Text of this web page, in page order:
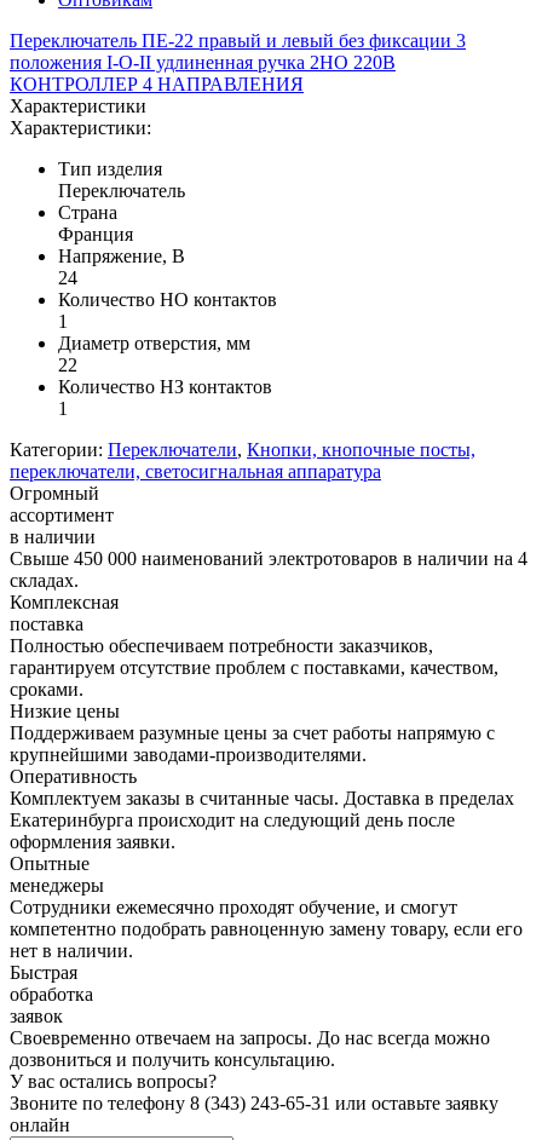
Переключатель ПЕ-22 правый и левый без фиксации 3
положения I-O-II удлиненная ручка 2НО 220В
КОНТРОЛЛЕР 4 НАПРАВЛЕНИЯ
Характеристики
Характеристики:
Тип изделия
Переключатель
Страна
Франция
Напряжение, В
24
Количество НО контактов
1
Диаметр отверстия, мм
22
Количество НЗ контактов
1
Категории: Переключатели, Кнопки, кнопочные посты,
переключатели, светосигнальная аппаратура
Огромный
ассортимент
в наличии
Свыше 450 000 наименований электротоваров в наличии на 4
складах.
Комплексная
поставка
Полностью обеспечиваем потребности заказчиков,
гарантируем отсутствие проблем с поставками, качеством,
сроками.
Низкие цены
Поддерживаем разумные цены за счет работы напрямую с
крупнейшими заводами-производителями.
Оперативность
Комплектуем заказы в считанные часы. Доставка в пределах
Екатеринбурга происходит на следующий день после
оформления заявки.
Опытные
менеджеры
Сотрудники ежемесячно проходят обучение, и смогут
компетентно подобрать равноценную замену товару, если его
нет в наличии.
Быстрая
обработка
заявок
Своевременно отвечаем на запросы. До нас всегда можно
дозвониться и получить консультацию.
У вас остались вопросы?
Звоните по телефону 8 (343) 243-65-31 или оставьте заявку
онлайн